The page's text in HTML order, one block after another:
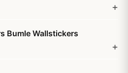
Bumle Wallstickers